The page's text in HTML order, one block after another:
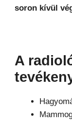
soron kívül
A